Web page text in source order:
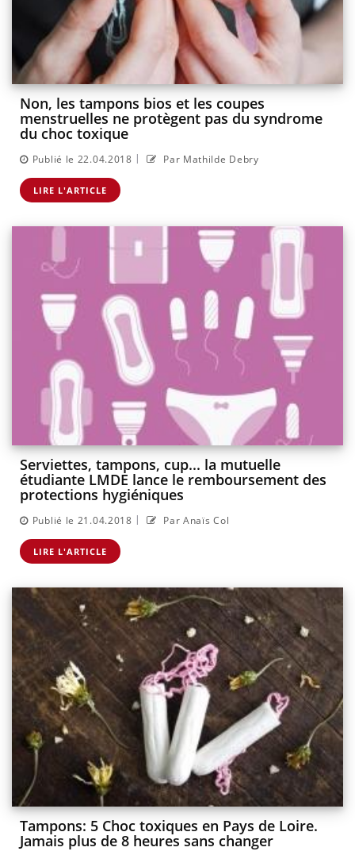
Non, les tampons bios et les coupes
menstruelles ne protègent pas du syndrome
du choc toxique
Publié le 22.04.2018 | Par Mathilde Debry
LIRE L'ARTICLE
Serviettes, tampons, cup... la mutuelle
étudiante LMDE lance le remboursement des
protections hygiéniques
Publié le 21.04.2018 | Par Anaïs Col
LIRE L'ARTICLE
Tampons: 5 Choc toxiques en Pays de Loire.
Jamais plus de 8 heures sans changer